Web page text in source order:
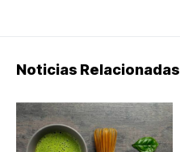
Noticias Relacionadas